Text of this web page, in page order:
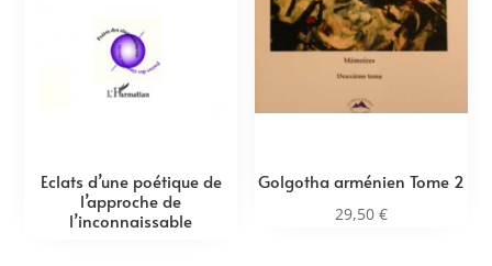
Eclats d’une poétique de
l’approche de
l’inconnaissable
Golgotha arménien Tome 2
29,50 €